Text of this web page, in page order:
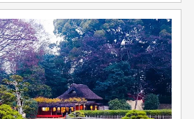
並點火後，根據發出的聲音長短及強
備津神社可說是一個充滿謎樣神話色